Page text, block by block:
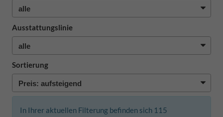
Ausstattungslinie
Sortierung
In Ihrer aktuellen Filterung befinden sich 115